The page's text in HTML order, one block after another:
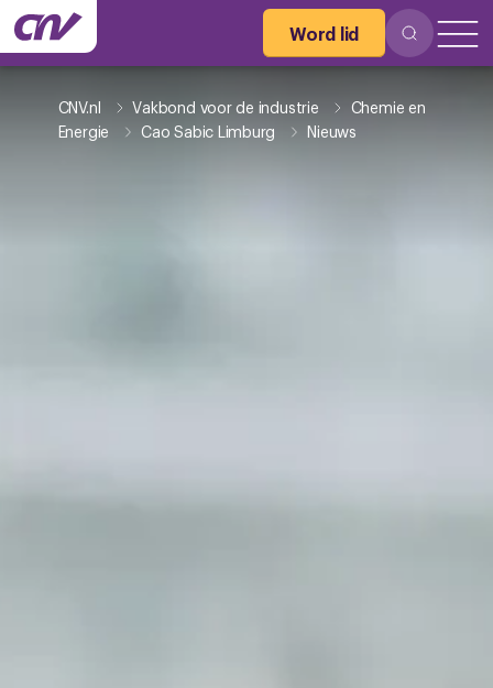
Word lid
CNV.nl Vakbond voor de industrie
Chemie en
Energie
Cao Sabic Limburg Nieuws